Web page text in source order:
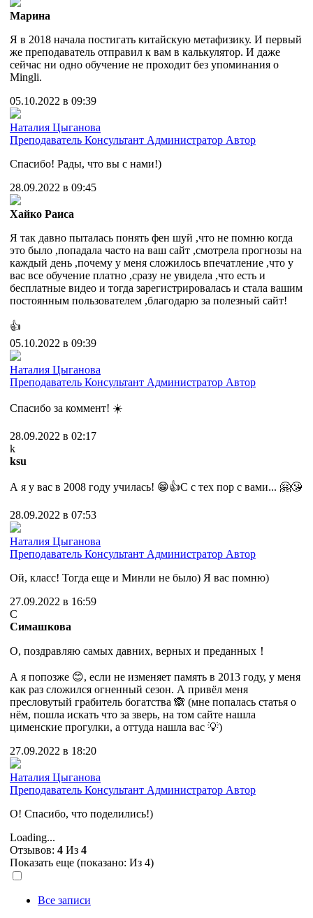
Марина
Я в 2018 начала постигать китайскую метафизику. И первый
же преподаватель отправил к вам в калькулятор. И даже
сейчас ни одно обучение не проходит без упоминания о
Mingli.
05.10.2022 в 09:39
Наталия Цыганова
Преподаватель Консультант Администратор Автор
Спасибо! Рады, что вы с нами!)
28.09.2022 в 09:45
Хайко Раиса
Я так давно пыталась понять фен шуй ,что не помню когда
это было ,попадала часто на ваш сайт ,смотрела прогнозы на
каждый день ,почему у меня сложилось впечатление ,что у
вас все обучение платно ,сразу не увидела ,что есть и
бесплатные видео и тогда зарегистрировалась и стала вашим
постоянным пользователем ,благодарю за полезный сайт!
👍
05.10.2022 в 09:39
Наталия Цыганова
Преподаватель Консультант Администратор Автор
Спасибо за коммент! ☀️
28.09.2022 в 02:17
k
ksu
А я у вас в 2008 году училась! 😁👍С с тех пор с вами... 🤗😘
28.09.2022 в 07:53
Наталия Цыганова
Преподаватель Консультант Администратор Автор
Ой, класс! Тогда еще и Минли не было) Я вас помню)
27.09.2022 в 16:59
С
Симашкова
О, поздравляю самых давних, верных и преданных！
А я попозже 😊, если не изменяет память в 2013 году, у меня
как раз сложился огненный сезон. А привёл меня
пресловутый грабитель богатства 🙈 (мне попалась статья о
нём, пошла искать что за зверь, на том сайте нашла
цименские прогулки, а оттуда нашла вас 💡)
27.09.2022 в 18:20
Наталия Цыганова
Преподаватель Консультант Администратор Автор
О! Спасибо, что поделились!)
Loading...
Отзывов: 4 Из 4
Показать еще (показано: Из 4)
Все записи